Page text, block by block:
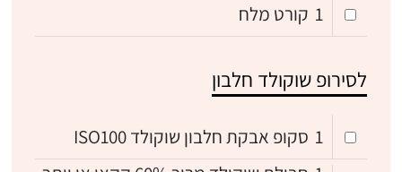
1 קורט מלח
לסירופ שוקולד חלבון
1 סקופ אבקת חלבון שוקולד ISO100